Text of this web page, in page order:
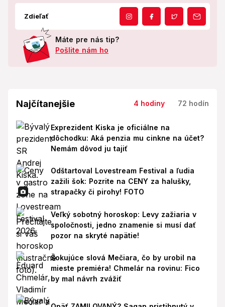
Zdieľať
Máte pre nás tip?
Pošlite nám ho
Najčítanejšie 4 hodiny 72 hodín
Exprezident Kiska je oficiálne na
dôchodku: Aká penzia mu cinkne na účet?
Nemám dôvod ju tajiť
Odštartoval Lovestream Festival a ľudia
zažili šok: Pozrite na CENY za halušky,
strapačky či pirohy! FOTO
Veľký sobotný horoskop: Levy zažiaria v
spoločnosti, jedno znamenie si musí dať
pozor na skryté napätie!
Šokujúce slová Mečiara, čo by urobil na
mieste premiéra! Chmelár na rovinu: Fico
by mal návrh zvážiť